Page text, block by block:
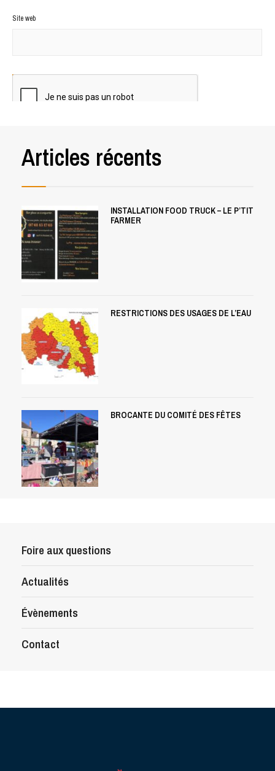
Site web
Articles récents
INSTALLATION FOOD TRUCK – LE P’TIT
FARMER
RESTRICTIONS DES USAGES DE L’EAU
BROCANTE DU COMITÉ DES FÊTES
Foire aux questions
Actualités
Évènements
Contact